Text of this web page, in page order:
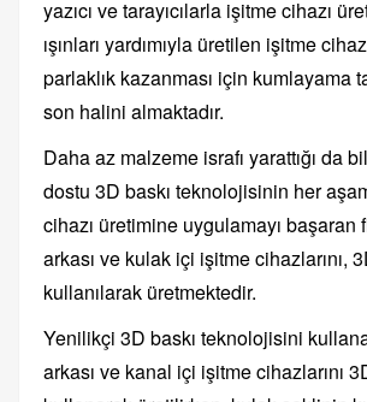
yazıcı ve tarayıcılarla işitme cihazı
ışınları yardımıyla üretilen işitme
parlaklık kazanması için kumlayama
son halini almaktadır.
Daha az malzeme israfı yarattığı da
dostu 3D baskı teknolojisinin her
cihazı üretimine uygulamayı başaran
arkası ve kulak içi işitme cihazlarını,
kullanılarak üretmektedir.
Yenilikçi 3D baskı teknolojisini
arkası ve kanal içi işitme cihazlarını